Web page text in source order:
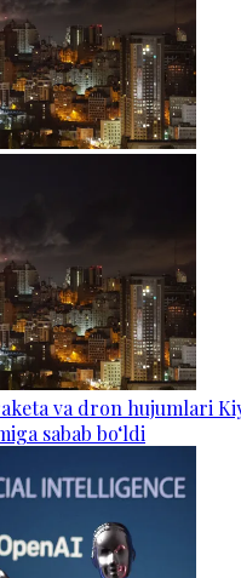
va dron hujumlari
sabab bo‘ldi